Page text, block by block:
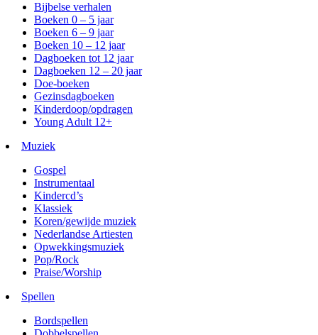
Bijbelse verhalen
Boeken 0 – 5 jaar
Boeken 6 – 9 jaar
Boeken 10 – 12 jaar
Dagboeken tot 12 jaar
Dagboeken 12 – 20 jaar
Doe-boeken
Gezinsdagboeken
Kinderdoop/opdragen
Young Adult 12+
Muziek
Gospel
Instrumentaal
Kindercd’s
Klassiek
Koren/gewijde muziek
Nederlandse Artiesten
Opwekkingsmuziek
Pop/Rock
Praise/Worship
Spellen
Bordspellen